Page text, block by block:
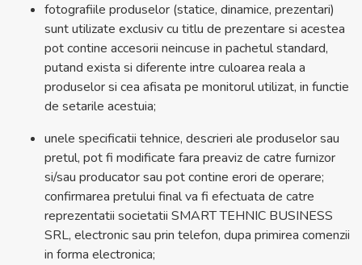
fotografiile produselor (statice, dinamice, prezentari)
sunt utilizate exclusiv cu titlu de prezentare si acestea
pot contine accesorii neincuse in pachetul standard,
putand exista si diferente intre culoarea reala a
produselor si cea afisata pe monitorul utilizat, in functie
de setarile acestuia;
unele specificatii tehnice, descrieri ale produselor sau
pretul, pot fi modificate fara preaviz de catre furnizor
si/sau producator sau pot contine erori de operare;
confirmarea pretului final va fi efectuata de catre
reprezentatii societatii SMART TEHNIC BUSINESS
SRL, electronic sau prin telefon, dupa primirea comenzii
in forma electronica;